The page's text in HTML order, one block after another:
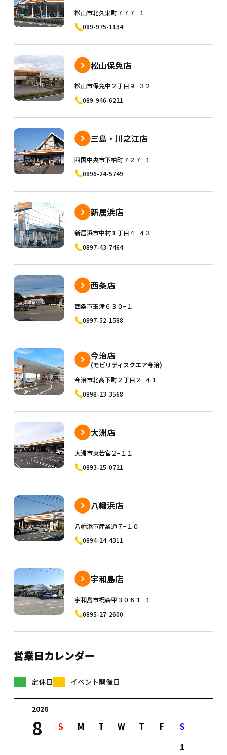
松山市北久米町７７７−１
089-975-1134
松山保免店
松山市保免中２丁目９−３２
089-946-6221
三島・川之江店
四国中央市下柏町７２７−１
0896-24-5749
新居浜店
新居浜市中村１丁目４−４３
0897-43-7464
西条店
西条市玉津６３０−１
0897-52-1588
今治店
(モビリティスクエア今治)
今治市北高下町２丁目２−４１
0898-23-3568
大洲店
大洲市東若宮２−１１
0893-25-0721
八幡浜店
八幡浜市産業通７−１０
0894-24-4311
宇和島店
宇和島市祝森甲３０６１−１
0895-27-2600
営業日カレンダー
定休日 イベント開催日
2026
8 S M T W T F
S
1